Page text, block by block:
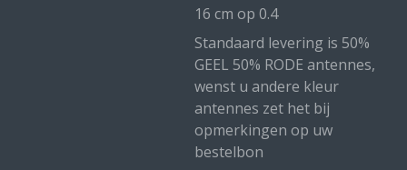
16 cm op 0.4
Standaard levering is 50%
GEEL 50% RODE antennes,
wenst u andere kleur
antennes zet het bij
opmerkingen op uw
bestelbon